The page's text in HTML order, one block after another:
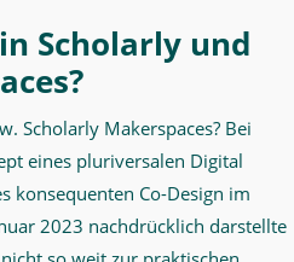
Scholarly und
Scholarly Makerspaces? Bei
eines pluriversalen Digital
konsequenten Co-Design im
2023 nachdrücklich darstellte